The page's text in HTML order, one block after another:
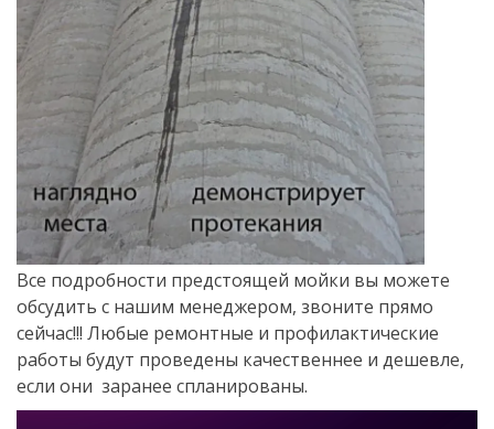
Все подробности предстоящей мойки вы можете
обсудить с нашим менеджером, звоните прямо
сейчас!!! Любые ремонтные и профилактические
работы будут проведены качественнее и дешевле,
если они заранее спланированы.